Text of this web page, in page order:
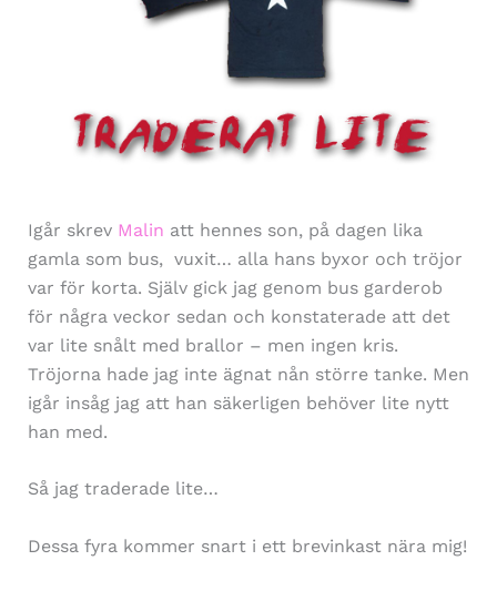
Igår skrev Malin att hennes son, på dagen lika
gamla som bus, vuxit… alla hans byxor och tröjor
var för korta. Själv gick jag genom bus garderob
för några veckor sedan och konstaterade att det
var lite snålt med brallor – men ingen kris.
Tröjorna hade jag inte ägnat nån större tanke. Men
igår insåg jag att han säkerligen behöver lite nytt
han med.
Så jag traderade lite…
Dessa fyra kommer snart i ett brevinkast nära mig!